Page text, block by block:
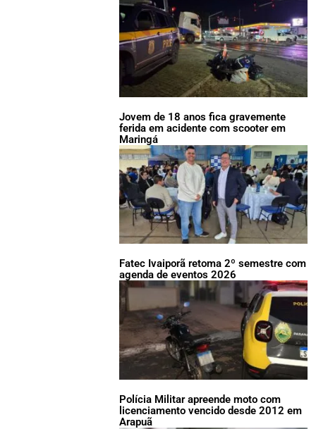
Jovem de 18 anos fica gravemente
ferida em acidente com scooter em
Maringá
Fatec Ivaiporã retoma 2º semestre com
agenda de eventos 2026
Polícia Militar apreende moto com
licenciamento vencido desde 2012 em
Arapuã